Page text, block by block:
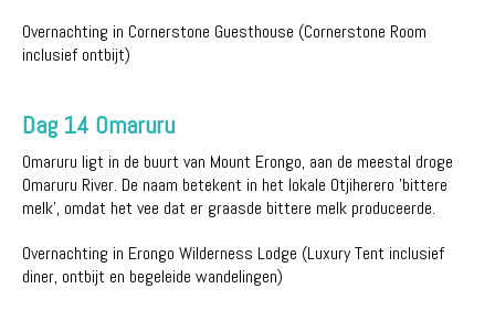
Overnachting in Cornerstone Guesthouse (Cornerstone Room
inclusief ontbijt)
Dag 14 Omaruru
Omaruru ligt in de buurt van Mount Erongo, aan de meestal droge
Omaruru River. De naam betekent in het lokale Otjiherero 'bittere
melk', omdat het vee dat er graasde bittere melk produceerde.
Overnachting in Erongo Wilderness Lodge (Luxury Tent inclusief
diner, ontbijt en begeleide wandelingen)